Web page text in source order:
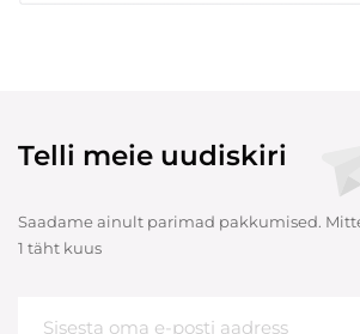
Telli meie uudiskiri
Saadame ainult parimad pakkumised.
1 täht kuus